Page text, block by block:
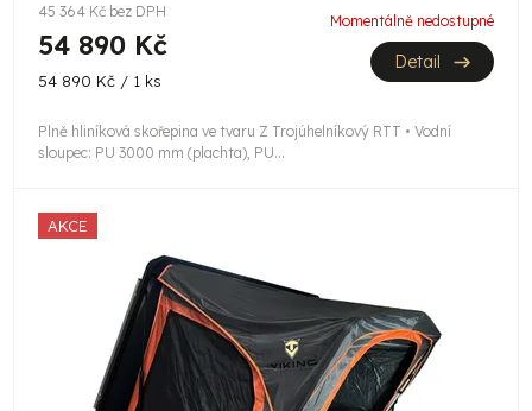
45 364 Kč bez DPH
54 890 Kč
Měrná
54 890 Kč / 1 ks
Momentálně nedostupné
Detail
Plně hliníková skořepina ve tvaru Z Trojúhelníkový RTT • Vodní
sloupec: PU 3000 mm (plachta), PU...
AKCE